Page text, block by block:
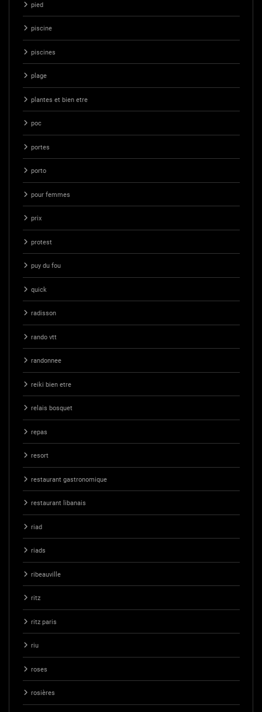
pied
piscine
piscines
plage
plantes et bien etre
poc
portes
porto
pour femmes
prix
protest
puy du fou
quick
radisson
rando vtt
randonnee
reiki bien etre
relais bosquet
repas
resort
restaurant gastronomique
restaurant libanais
riad
riads
ribeauville
ritz
ritz paris
riu
roses
rosières